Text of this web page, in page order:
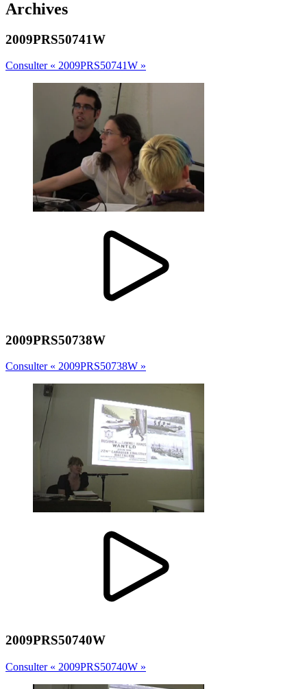
Archives
2009PRS50741W
Consulter « 2009PRS50741W »
2009PRS50738W
Consulter « 2009PRS50738W »
2009PRS50740W
Consulter « 2009PRS50740W »